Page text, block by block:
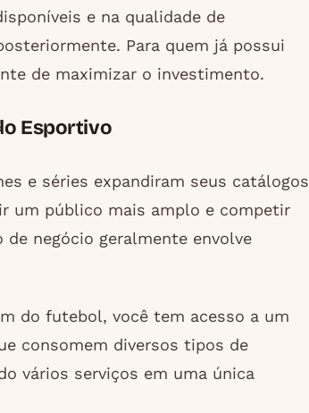
e na qualidade de
Para quem já possui
de maximizar o investimento.
Esportivo
e séries expandiram seus catálogos
um público mais amplo e competir
negócio geralmente envolve
do futebol, você tem acesso a um
consomem diversos tipos de
vários serviços em uma única